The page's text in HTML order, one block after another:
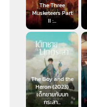
The Three
Musketeers Part
II :...
The Boy and the
Heron (2023)
เด็กชายกับนก
กระสา...